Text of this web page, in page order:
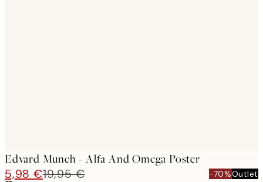
Edvard Munch - Alfa And Omega Poster
5,98 €19,95 € -70%Outlet